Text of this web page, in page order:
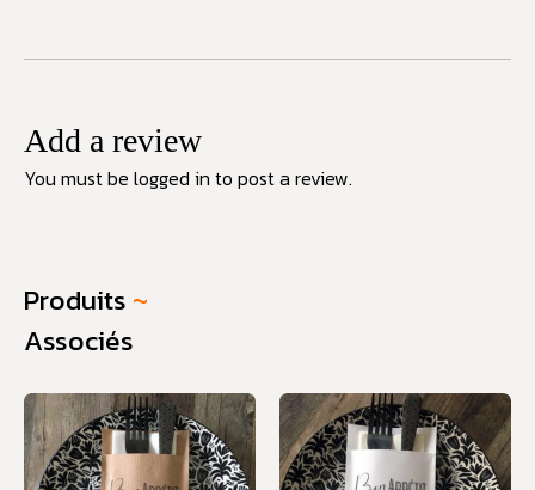
Add a review
You must be logged in to post a review.
Produits ~
Associés